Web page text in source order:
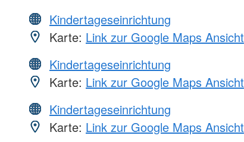
Kindertageseinrichtung
Karte: Link zur Google Maps Ansicht
Kindertageseinrichtung
Karte: Link zur Google Maps Ansicht
Kindertageseinrichtung
Karte: Link zur Google Maps Ansicht